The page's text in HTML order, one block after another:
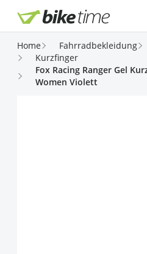
Direkt zum Inhalt
Home Fahrradbekleidung
Kurzfinger
Fox Racing Ranger Gel
Women Violett